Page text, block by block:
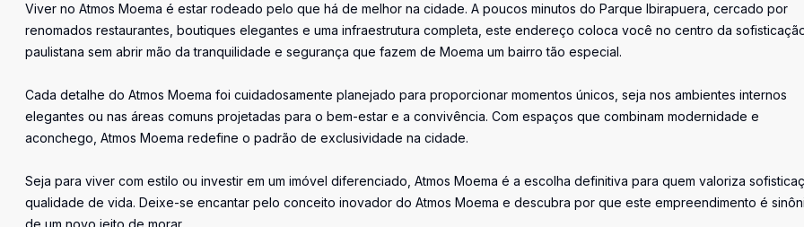
Viver no Atmos Moema é estar rodeado pelo que há de melhor na cidade. A poucos minutos do Parque Ibirapuera, cercado por
renomados restaurantes, boutiques elegantes e uma infraestrutura completa, este endereço coloca você no centro da
paulistana sem abrir mão da tranquilidade e segurança que fazem de Moema um bairro tão especial.
Cada detalhe do Atmos Moema foi cuidadosamente planejado para proporcionar momentos únicos, seja nos ambientes internos
elegantes ou nas áreas comuns projetadas para o bem-estar e a convivência. Com espaços que combinam modernidade e
aconchego, Atmos Moema redefine o padrão de exclusividade na cidade.
Seja para viver com estilo ou investir em um imóvel diferenciado, Atmos Moema é a escolha definitiva para quem valoriza
qualidade de vida. Deixe-se encantar pelo conceito inovador do Atmos Moema e descubra por que este empreendimento é
de um novo jeito de morar.